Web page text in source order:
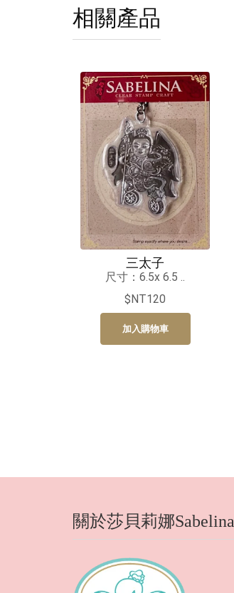
相關產品
三太子
尺寸：6.5x 6.5 ..
$NT120
加入購物車
關於莎貝莉娜Sabelina